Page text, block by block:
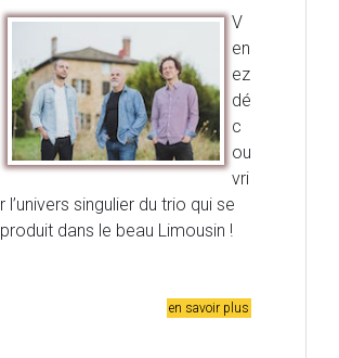
V
en
ez
dé
c
ou
vri
r l’univers singulier du trio qui se
produit dans le beau Limousin !
en savoir plus